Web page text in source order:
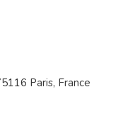
Paris, France